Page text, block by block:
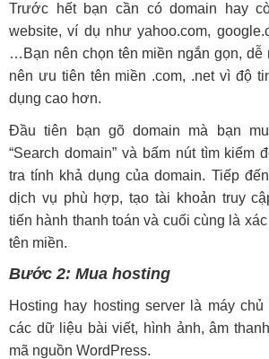
Trước hết bạn cần có domain hay
website, ví dụ như yahoo.com,
…Bạn nên chọn tên miền ngắn gọn, dễ
nên ưu tiên tên miền .com, .net vì độ
dụng cao hơn.
Đầu tiên bạn gõ domain mà bạn
“Search domain” và bấm nút tìm kiếm
tra tính khả dụng của domain. Tiếp
dịch vụ phù hợp, tạo tài khoản truy
tiến hành thanh toán và cuối cùng là
tên miền.
Bước 2: Mua hosting
Hosting hay hosting server là máy
các dữ liệu bài viết, hình ảnh, âm
mã nguồn WordPress.